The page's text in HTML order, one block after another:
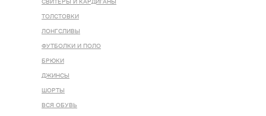
СВИТЕРЫ И КАРДИГАНЫ
ТОЛСТОВКИ
ЛОНГСЛИВЫ
ФУТБОЛКИ И ПОЛО
БРЮКИ
ДЖИНСЫ
ШОРТЫ
ВСЯ ОБУВЬ